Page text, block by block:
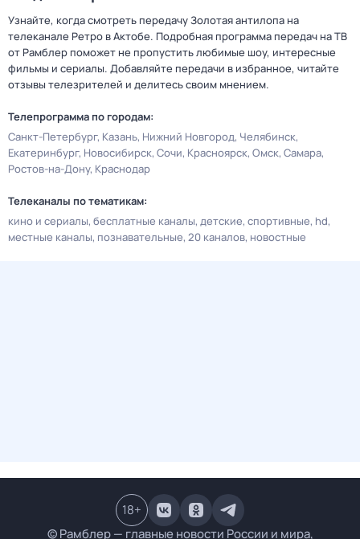
Узнайте, когда смотреть передачу Золотая антилопа на
телеканале Ретро в Актобе. Подробная программа передач на ТВ
от Рамблер поможет не пропустить любимые шоу, интересные
фильмы и сериалы. Добавляйте передачи в избранное, читайте
отзывы телезрителей и делитесь своим мнением.
Телепрограмма по городам:
Санкт-Петербург Казань Нижний Новгород Челябинск
Екатеринбург Новосибирск Сочи Красноярск Омск Самара
Ростов-на-Дону Краснодар
Телеканалы по тематикам:
кино и сериалы бесплатные каналы детские спортивные hd
местные каналы познавательные 20 каналов новостные
© Рамблер — главные новости России и мира,
18+